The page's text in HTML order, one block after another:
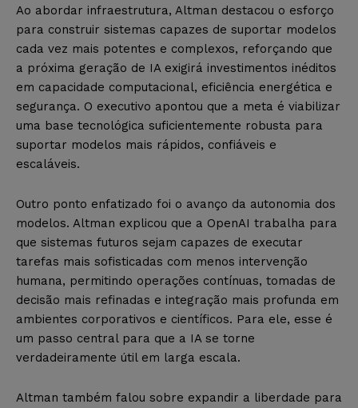
Ao abordar infraestrutura, Altman destacou o esforço
para construir sistemas capazes de suportar modelos
cada vez mais potentes e complexos, reforçando que
a próxima geração de IA exigirá investimentos inéditos
em capacidade computacional, eficiência energética e
segurança. O executivo apontou que a meta é viabilizar
uma base tecnológica suficientemente robusta para
suportar modelos mais rápidos, confiáveis e
escaláveis.
Outro ponto enfatizado foi o avanço da autonomia dos
modelos. Altman explicou que a OpenAI trabalha para
que sistemas futuros sejam capazes de executar
tarefas mais sofisticadas com menos intervenção
humana, permitindo operações contínuas, tomadas de
decisão mais refinadas e integração mais profunda em
ambientes corporativos e científicos. Para ele, esse é
um passo central para que a IA se torne
verdadeiramente útil em larga escala.
Altman também falou sobre expandir a liberdade para